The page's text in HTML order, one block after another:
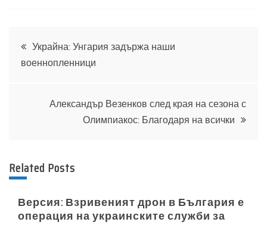
Навигация
Украйна: Унгария задържа наши
военнопленници
Александър Везенков след края на сезона с
Олимпиакос: Благодаря на всички
Related Posts
Версия: Взривеният дрон в България е
операция на украинските служби за